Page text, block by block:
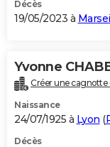
Décès
19/05/2023 à
Yvonne
Créer une cagnotte
Naissance
24/07/1925 à Lyon (
Décès